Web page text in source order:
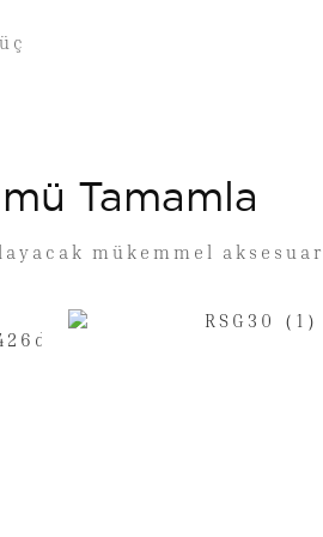
Tamamla
mükemmel